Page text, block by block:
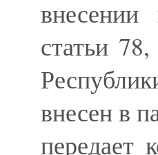
статьи
внесен в
передает